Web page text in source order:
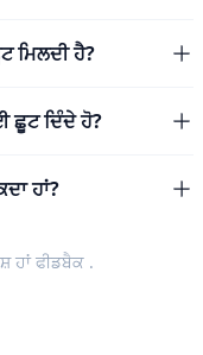
ਮਿਲਦੀ ਹੈ?
ਛੂਟ ਦਿੰਦੇ ਹੋ?
ਹਾਂ?
ਹਾਂਫੀਡਬੈਕ .